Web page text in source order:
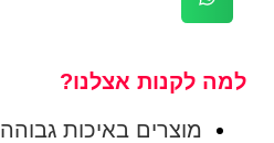
למה לקנות אצלנו?
מוצרים באיכות גבוהה